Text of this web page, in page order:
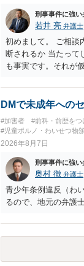
刑事事件に強い
若井 亮 弁護士
初めまして。 ご相談
断されるか 当たって
も事実です。それが
の可能性 この行為に
でしょうか？ 誤って
ほどの期間逮捕呼び
低いと思います。 連
DMで未成年への
#加害者 #前科・前歴をつ
#児童ポルノ・わいせつ物
2026年8月7日
刑事事件に強い
奥村 徹 弁護士
青少年条例違反（わ
るので、地元の弁護